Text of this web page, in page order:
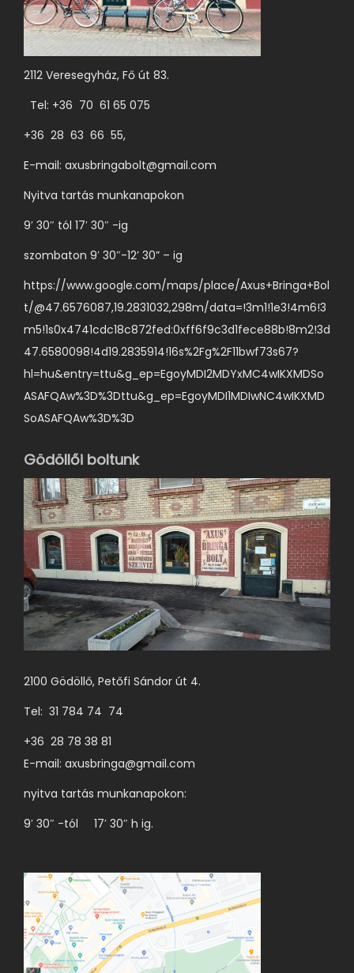
2112 Veresegyház, Fő út 83.
Tel: +36 70 61 65 075
+36 28 63 66 55,
E-mail: axusbringabolt@gmail.com
Nyitva tartás munkanapokon
9′ 30″ tól 17′ 30″ -ig
szombaton 9′ 30″-12’ 30” – ig
https://www.google.com/maps/place/Axus+Bringa+Bol
t/@47.6576087,19.2831032,298m/data=!3m1!1e3!4m6!3
m5!1s0x4741cdc18c872fed:0xff6f9c3d1fece88b!8m2!3d
47.6580098!4d19.2835914!16s%2Fg%2F11bwf73s67?
hl=hu&entry=ttu&g_ep=EgoyMDI2MDYxMC4wIKXMDSo
ASAFQAw%3D%3Dttu&g_ep=EgoyMDI1MDIwNC4wIKXMD
SoASAFQAw%3D%3D
Gödöllői boltunk
2100 Gödöllő, Petőfi Sándor út 4.
Tel: 31 784 74 74
+36 28 78 38 81
E-mail: axusbringa@gmail.com
nyitva tartás munkanapokon:
9′ 30″ -tól 17′ 30″ h ig.